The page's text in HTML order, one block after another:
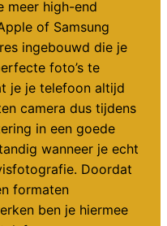
meer high-end
of Samsung
ingebouwd die je
foto’s te
je je telefoon altijd
camera dus tijdens
in een goede
wanneer je echt
Doordat
formaten
ben je hiermee